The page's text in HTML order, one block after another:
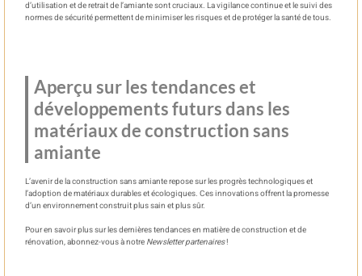
d’utilisation et de retrait de l’amiante sont cruciaux. La vigilance continue et le suivi des
normes de sécurité permettent de minimiser les risques et de protéger la santé de tous.
Aperçu sur les tendances et
développements futurs dans les
matériaux de construction sans
amiante
L’avenir de la construction sans amiante repose sur les progrès technologiques et
l’adoption de matériaux durables et écologiques. Ces innovations offrent la promesse
d’un environnement construit plus sain et plus sûr.
Pour en savoir plus sur les dernières tendances en matière de construction et de
rénovation, abonnez-vous à notre Newsletter partenaires!